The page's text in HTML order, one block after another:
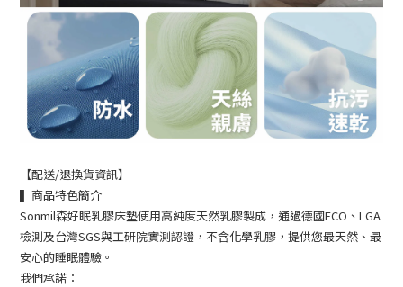
【配送/退換貨資訊】
▍商品特色簡介
Sonmil森好眠乳膠床墊使用高純度天然乳膠製成，通過德國ECO、LGA
檢測及台灣SGS與工研院實測認證，不含化學乳膠，提供您最天然、最
安心的睡眠體驗。
我們承諾：